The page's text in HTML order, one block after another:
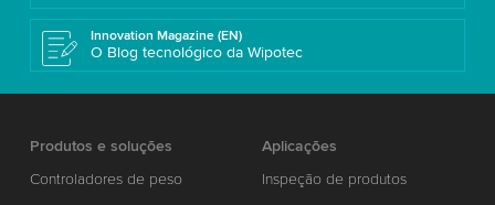
Innovation Magazine (EN)
O Blog tecnológico da Wipotec
Produtos e soluções
Controladores de peso
Aplicações
Inspeção de produtos